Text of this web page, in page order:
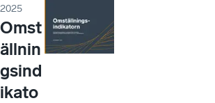
2025
Omst
ällnin
gsind
ikato